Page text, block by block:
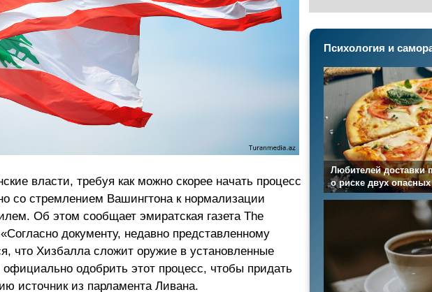
власти, требуя как можно скорее начать процесс
со стремлением Вашингтона к нормализации
Об этом сообщает эмиратская газета The
документу, недавно представленному
что Хизбалла сложит оружие в установленные
одобрить этот процесс, чтобы придать
источник из парламента Ливана.
Психология и
Любителей доставки
о риске двух